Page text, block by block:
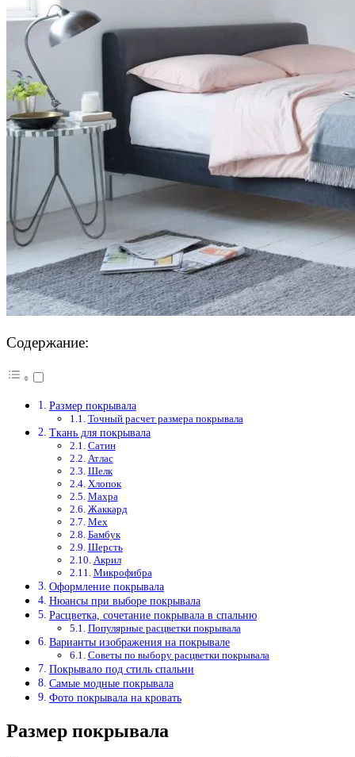
Содержание:
Размер покрывала
Точный расчет размера покрывала
Ткань для покрывала
Сатин
Атлас
Шелк
Хлопок
Махра
Жаккард
Мех
Бамбук
Шерсть
Акрил
Микрофибра
Оформление покрывала
Нюансы при выборе покрывала
Расцветка, сочетание покрывала в спальню
Популярные расцветки покрывала
Варианты изображения на покрывале
Советы по выбору расцветки покрывала
Покрывало под стиль спальни
Самые модные покрывала
Фото покрывала на кровать
Размер покрывала